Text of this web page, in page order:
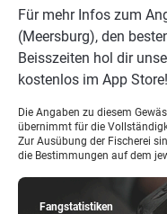
Fangstatistiken
Für mehr Infos zum
(Meersburg), den
Beisszeiten hol dir
kostenlos im App Store!
Die Angaben zu diesem
übernimmt für die
Zur Ausübung der Fischerei
die Bestimmungen auf dem